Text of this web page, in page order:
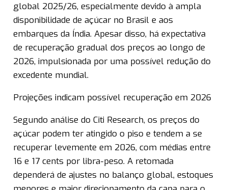
global 2025/26, especialmente devido à ampla
disponibilidade de açúcar no Brasil e aos
embarques da Índia. Apesar disso, há expectativa
de recuperação gradual dos preços ao longo de
2026, impulsionada por uma possível redução do
excedente mundial.
Projeções indicam possível recuperação em 2026
Segundo análise do Citi Research, os preços do
açúcar podem ter atingido o piso e tendem a se
recuperar levemente em 2026, com médias entre
16 e 17 cents por libra-peso. A retomada
dependerá de ajustes no balanço global, estoques